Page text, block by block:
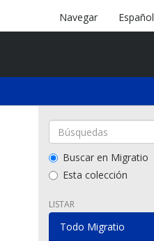
Navegar Español
Buscar en Migratio
Esta colección
LISTAR
Todo Migratio